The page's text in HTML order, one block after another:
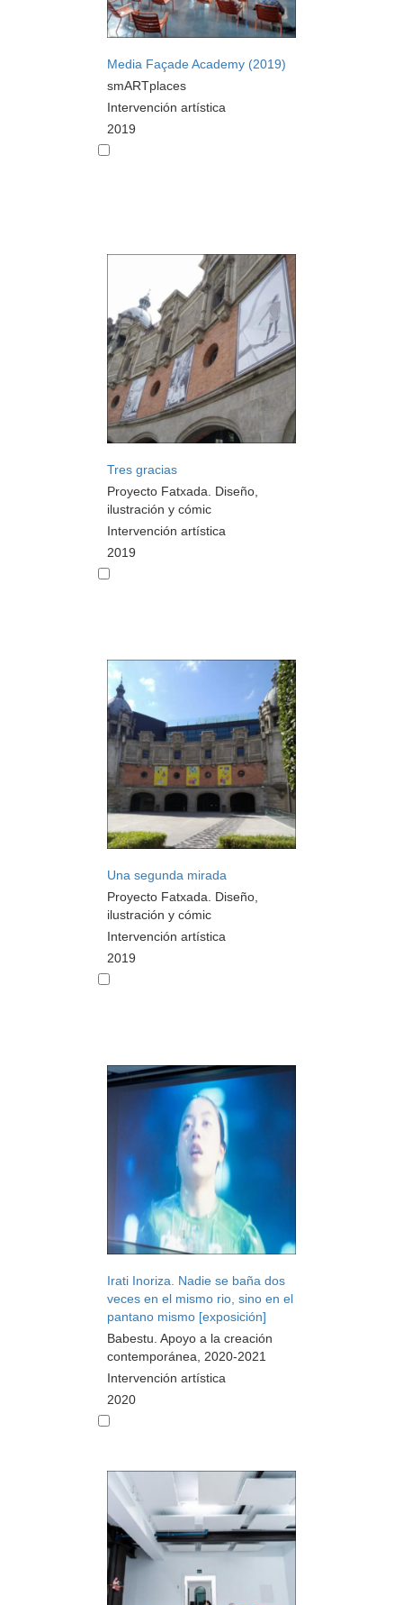
Media Façade Academy (2019)
smARTplaces
Intervención artística
2019
Tres gracias
Proyecto Fatxada. Diseño,
ilustración y cómic
Intervención artística
2019
Una segunda mirada
Proyecto Fatxada. Diseño,
ilustración y cómic
Intervención artística
2019
Irati Inoriza. Nadie se baña dos
veces en el mismo rio, sino en el
pantano mismo [exposición]
Babestu. Apoyo a la creación
contemporánea, 2020-2021
Intervención artística
2020